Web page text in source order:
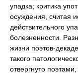
упадка; критика
осуждения, считая
действительного
болезненности.
жизни поэтов-
такого
отвергнуто